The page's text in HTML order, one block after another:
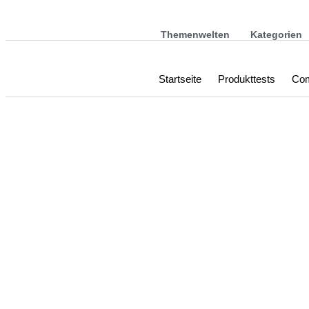
Themenwelten Kategorien
Startseite Produkttests